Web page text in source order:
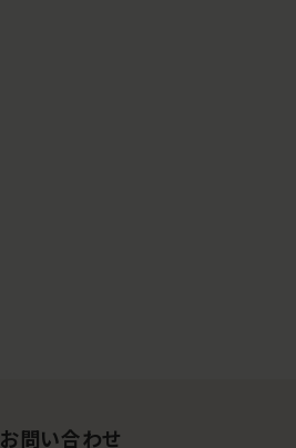
お問い合わせ